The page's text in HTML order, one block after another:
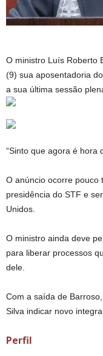
O ministro Luís Roberto
(9) sua aposentadoria
a sua última sessão
“Sinto que agora é hora
O anúncio ocorre pouco
presidência do STF e
Unidos.
O ministro ainda deve
para liberar processos
dele.
Com a saída de
Silva indicar novo
Perfil